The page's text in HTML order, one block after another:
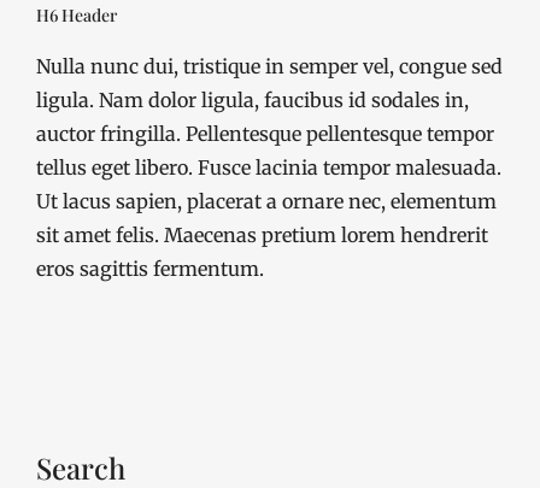
H6 Header
Nulla nunc dui, tristique in semper vel, congue sed
ligula. Nam dolor ligula, faucibus id sodales in,
auctor fringilla. Pellentesque pellentesque tempor
tellus eget libero. Fusce lacinia tempor malesuada.
Ut lacus sapien, placerat a ornare nec, elementum
sit amet felis. Maecenas pretium lorem hendrerit
eros sagittis fermentum.
Search